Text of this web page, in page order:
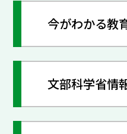
今がわかる教
文部科学省情